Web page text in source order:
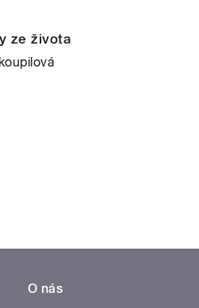
ze života
O nás